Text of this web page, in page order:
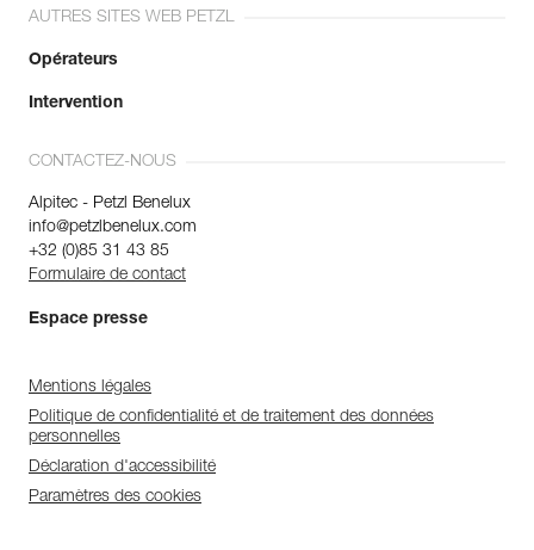
AUTRES SITES WEB PETZL
Opérateurs
Intervention
CONTACTEZ-NOUS
Alpitec - Petzl Benelux
info@petzlbenelux.com
+32 (0)85 31 43 85
Formulaire de contact
Espace presse
Mentions légales
Politique de confidentialité et de traitement des données
personnelles
Déclaration d'accessibilité
Paramètres des cookies